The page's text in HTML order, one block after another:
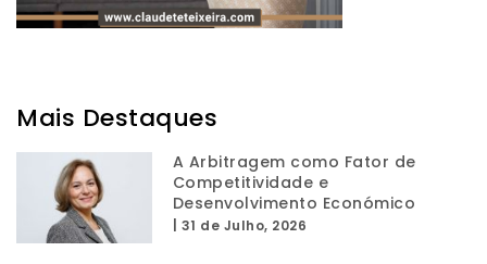
Mais Destaques
A Arbitragem como Fator de
Competitividade e
Desenvolvimento Económico
31 de Julho, 2026